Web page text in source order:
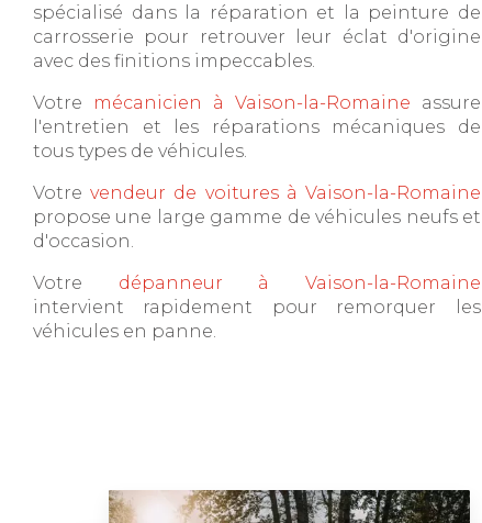
spécialisé dans la réparation et la peinture de
carrosserie pour retrouver leur éclat d'origine
avec des finitions impeccables.
Votre
mécanicien à Vaison-la-Romaine assure
l'entretien et les réparations mécaniques de
tous types de véhicules.
Votrevendeur de voitures à Vaison-la-Romaine
propose une large gamme de véhicules neufs et
d'occasion.
Votre dépanneur à Vaison-la-Romaine
intervient rapidement pour remorquer les
véhicules en panne.